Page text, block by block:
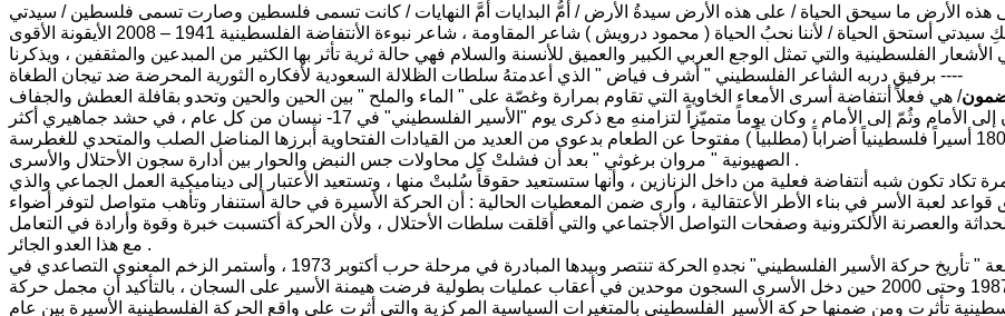
هذه الأرض ما سيحق الحياة / على هذه الأرض سيدةُ الأرض / أمُّ البدايات أُمَّ النهايات / كانت تسمى فلسطين وصارت تسمى فلسطين / سيدتي
أستحقُ لأنكِ سيدتي أستحق الحياة / لأننا نحبُ الحياة ( محمود درويش ) شاعر المقاومة ، شاعر نبوءة الأنتفاضة الفلسطينية 1941 – 2008 الأيقونة الأقوى
الأشعار الفلسطينية والتي تمثل الوجع العربي الكبير والعميق للأنسنة والسلام فهي حالة ثرية تأثر بها الكثير من المبدعين والمثقفين ، ويذكرنا
برفيق دربه الشاعر الفلسطيني " أشرف فياض " الذي أعدمتهُ سلطات الظلالة السعودية لأفكاره الثورية المحرضة ضد تيجان الطغاة ----
/ هي فعلاً أنتفاضة أسرى الأمعاء الخاوية التي تقاوم بمرارة وغصّة على " الماء والملح " بين الحين والحين وتحدو بقافلة العطش والجفاف
والحرمان إلى الأمام وثُمّ إلى الأمام ، وكان يوماً متميّزاً لتزامنهِ مع ذكرى يوم "الأسير الفلسطيني" في 17- نيسان من كل عام ، في حشد جماهيري أكثر
من 1800 أسيراً فلسطينياً أضراباً (مطلبياً ) مفتوحاً عن الطعام بدعوى من العديد من القيادات الفتحاوية أبرزها المناضل الصلب والمتحدي للغطرسة
الصهيونية " مروان برغوثي " بعد أن فشلتْ كل محاولات جس النبض والحوار بين أدارة سجون الأحتلال والأسرى .
تكاد تكون شبه أنتفاضة فعلية من داخل الزنازين ، وأنها ستستعيد حقوقاً سُلبتْ منها ، وتستعيد الأعتبار إلى ديناميكية العمل الجماعي والذي
لعبة الأسر في بناء الأطر الأعتقالية ، وأرى ضمن المعطيات الحالية : أن الحركة الأسيرة في حالة أستنفار وتأهب متواصل لتوفر أضواء
والعصرنة الألكترونية وصفحات التواصل الأجتماعي والتي أقلقت سلطات الأحتلال ، ولأن الحركة أكتسبت خبرة وقوة وأرادة في التعامل
مع هذا العدو الجائر .
عند متابعة " تأريخ حركة الأسير الفلسطيني" نجدهِ الحركة تنتصر وبيدها المبادرة في مرحلة حرب أكتوبر 1973 ، وأستمر الزخم المعنوي التصاعدي في
أنتفاضة 1987 وحتى 2000 حين دخل الأسرى السجون موحدين في أعقاب عمليات بطولية فرضت هيمنة الأسير على السجان ، بالتأكيد أن مجمل حركة
تأثرت ومن ضمنها حركة الأسير الفلسطيني بالمتغيرات السياسية المركزية والتي أثرت على واقع الحركة الفلسطينية الأسيرة بين عام